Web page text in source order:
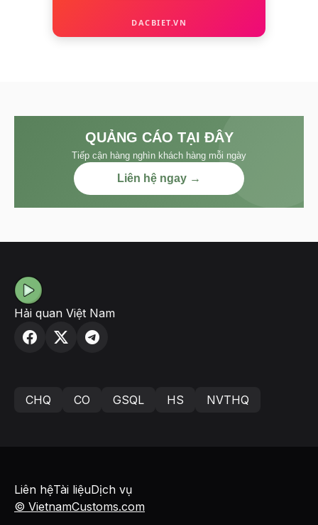
DACBIET.VN
QUẢNG CÁO TẠI ĐÂY
Tiếp cận hàng nghìn khách hàng mỗi ngày
Liên hệ ngay →
Hải quan Việt Nam
CHQ CO GSQL HS NVTHQ
© VietnamCustoms.com
Liên hệTài liệuDịch vụ